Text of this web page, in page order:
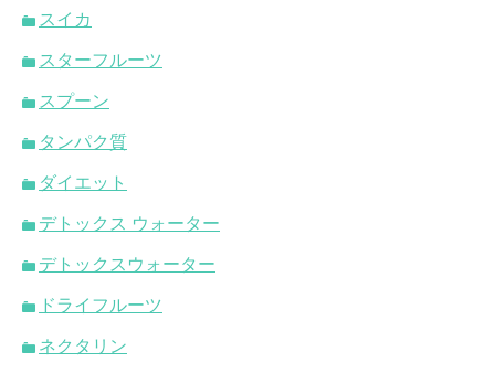
スイカ
スターフルーツ
スプーン
タンパク質
ダイエット
デトックス ウォーター
デトックスウォーター
ドライフルーツ
ネクタリン